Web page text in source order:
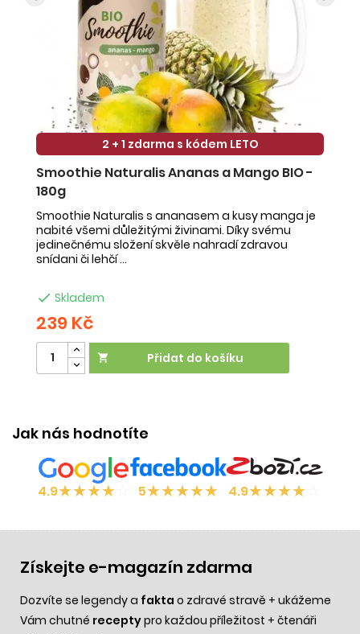
2 + 1 zdarma s kódem LETO
Smoothie Naturalis Ananas a Mango BIO -
180g
Smoothie Naturalis s ananasem a kusy manga je
nabité všemi důležitými živinami. Díky svému
jedinečnému složení skvěle nahradí zdravou
snídani či lehčí ...
 Skladem
239 Kč
 Přidat do košíku
Jak nás hodnotíte
4.9★★★★ 5★★★★★ 4.9★★★★
Získejte e-magazín zdarma
Dozvíte se legendy a fakta o zdravé stravě + ukážeme
Vám chutné receptypro každou příležitost + čtenáři